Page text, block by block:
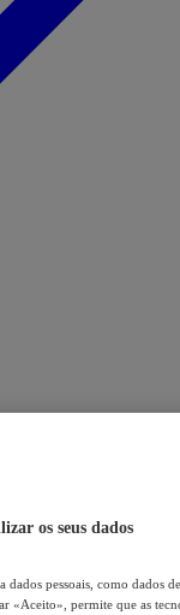
os seus dados
dados pessoais, como dados
«Aceito», permite que as